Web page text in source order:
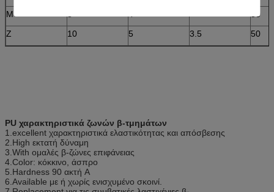
Μ
50
Ζ
10 5 3.5 50
PU χαρακτηριστικά ζωνών β-τμημάτων
1.excellent χαρακτηριστικά ελαστικότητας και απόσβεσης
2.High εκτατή δύναμη
3.With ομαλές β-ζώνες επιφάνειας
4.Color: κόκκινο, άσπρο
5.Hardness 90 ακτή Α
6.Available με ή χωρίς ενισχυμένο σκοινί.